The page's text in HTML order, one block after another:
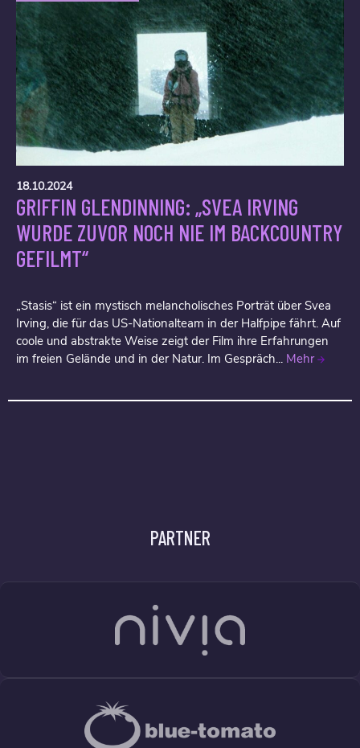
18.10.2024
GRIFFIN GLENDINNING: „SVEA IRVING
WURDE ZUVOR NOCH NIE IM BACKCOUNTRY
GEFILMT“
„Stasis“ ist ein mystisch melancholisches Porträt über Svea
Irving, die für das US-Nationalteam in der Halfpipe fährt. Auf
coole und abstrakte Weise zeigt der Film ihre Erfahrungen
im freien Gelände und in der Natur. Im Gespräch... Mehr
PARTNER